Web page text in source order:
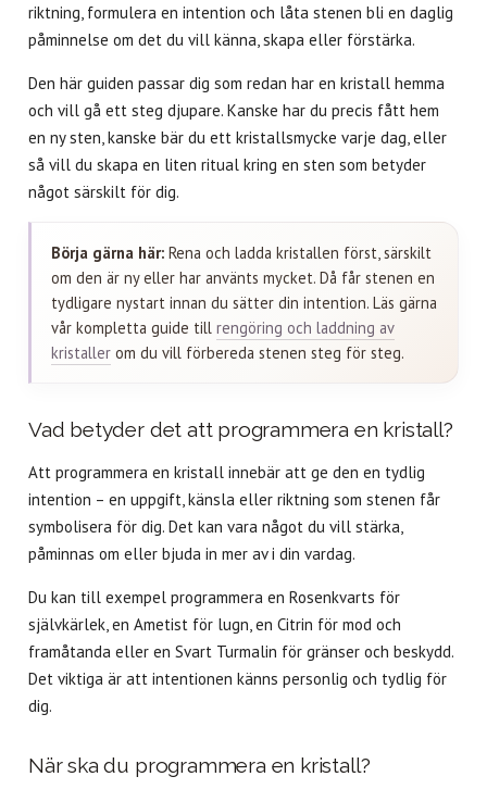
riktning, formulera en intention och låta stenen bli en daglig
påminnelse om det du vill känna, skapa eller förstärka.
Den här guiden passar dig som redan har en kristall hemma
och vill gå ett steg djupare. Kanske har du precis fått hem
en ny sten, kanske bär du ett kristallsmycke varje dag, eller
så vill du skapa en liten ritual kring en sten som betyder
något särskilt för dig.
Börja gärna här: Rena och ladda kristallen först, särskilt
om den är ny eller har använts mycket. Då får stenen en
tydligare nystart innan du sätter din intention. Läs gärna
vår kompletta guide till rengöring och laddning av
kristaller om du vill förbereda stenen steg för steg.
Vad betyder det att programmera en kristall?
Att programmera en kristall innebär att ge den en tydlig
intention – en uppgift, känsla eller riktning som stenen får
symbolisera för dig. Det kan vara något du vill stärka,
påminnas om eller bjuda in mer av i din vardag.
Du kan till exempel programmera en Rosenkvarts för
självkärlek, en Ametist för lugn, en Citrin för mod och
framåtanda eller en Svart Turmalin för gränser och beskydd.
Det viktiga är att intentionen känns personlig och tydlig för
dig.
När ska du programmera en kristall?